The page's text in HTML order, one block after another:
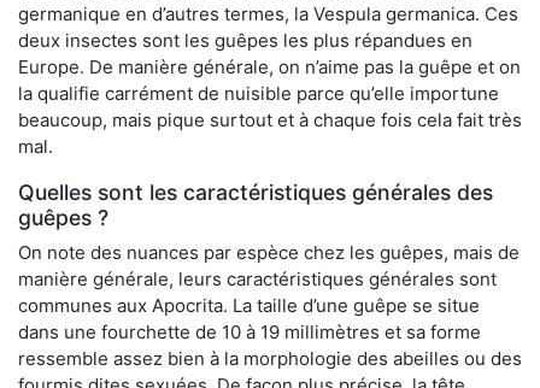
germanique en d’autres termes, la Vespula germanica. Ces
deux insectes sont les guêpes les plus répandues en
Europe. De manière générale, on n’aime pas la guêpe et on
la qualifie carrément de nuisible parce qu’elle importune
beaucoup, mais pique surtout et à chaque fois cela fait très
mal.
Quelles sont les caractéristiques générales des
guêpes ?
On note des nuances par espèce chez les guêpes, mais de
manière générale, leurs caractéristiques générales sont
communes aux Apocrita. La taille d’une guêpe se situe
dans une fourchette de 10 à 19 millimètres et sa forme
ressemble assez bien à la morphologie des abeilles ou des